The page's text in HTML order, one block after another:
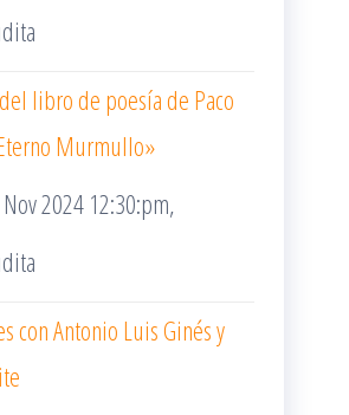
libro de poesía de Paco
Murmullo»
2024 12:30:pm,
con Antonio Luis Ginés y